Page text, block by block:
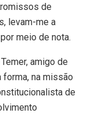
de
levam-me a
meio de nota.
amigo de
forma, na missão
de